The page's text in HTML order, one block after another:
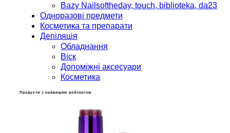
Bazy Nailsoftheday, touch, biblioteka, da23
Одноразові предмети
Косметика та препарати
Депіляція
Обладнання
Віск
Допоміжні аксесуари
Косметика
Продукти з найвищим рейтингом